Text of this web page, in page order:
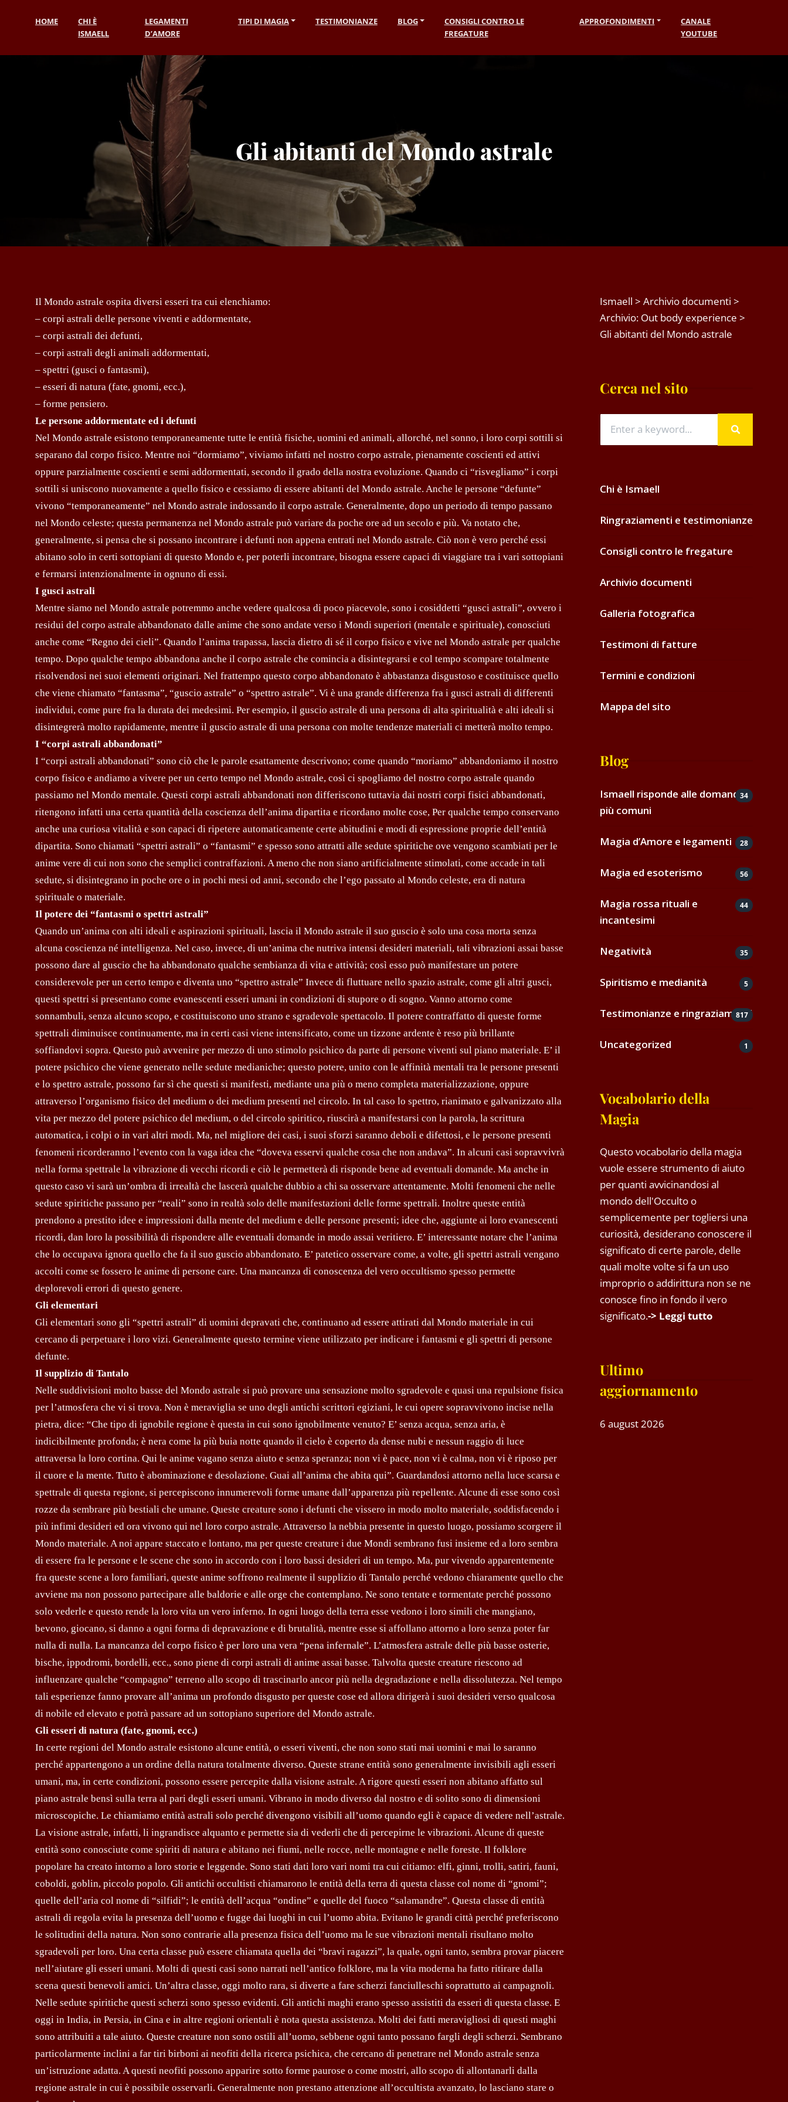
HOME
CHI È
ISMAELL
LEGAMENTI
D’AMORE
TIPI DI MAGIA TESTIMONIANZE BLOG
CONSIGLI CONTRO LE
FREGATURE
APPROFONDIMENTI
CANALE
YOUTUBE
Gli abitanti del Mondo astrale
Il Mondo astrale ospita diversi esseri tra cui elenchiamo:
– corpi astrali delle persone viventi e addormentate,
– corpi astrali dei defunti,
– corpi astrali degli animali addormentati,
– spettri (gusci o fantasmi),
– esseri di natura (fate, gnomi, ecc.),
– forme pensiero.
Le persone addormentate ed i defunti
Nel Mondo astrale esistono temporaneamente tutte le entità fisiche, uomini ed animali, allorché, nel sonno, i loro corpi sottili si
separano dal corpo fisico. Mentre noi “dormiamo”, viviamo infatti nel nostro corpo astrale, pienamente coscienti ed attivi
oppure parzialmente coscienti e semi addormentati, secon­do il grado della nostra evoluzione. Quando ci “ri­svegliamo” i corpi
sottili si uniscono nuovamente a quello fisico e cessiamo di essere abitanti del Mondo astrale. Anche le persone “defunte”
vivono “temporaneamente” nel Mondo astrale indossando il corpo a­strale. Generalmente, dopo un periodo di tempo passano
nel Mondo celeste; questa permanenza nel Mondo astrale può variare da poche ore ad un secolo e più. Va notato che,
generalmente, si pensa che si possano incontrare i defunti non appena entrati nel Mondo astrale. Ciò non è vero perché essi
abitano solo in certi sottopiani di questo Mondo e, per poterli incontrare, bisogna essere capaci di viaggiare tra i vari sottopiani
e fermarsi intenzionalmente in ognuno di essi.
I gusci astrali
Mentre siamo nel Mondo astrale potremmo anche vedere qualcosa di poco piacevole, sono i cosiddetti “gusci astrali”, ovvero i
residui del corpo astrale abbandonato dalle anime che sono andate verso i Mondi superiori (mentale e spirituale), conosciuti
anche come “Regno dei cieli”. Quando l’anima trapassa, lascia dietro di sé il corpo fisico e vive nel Mondo astrale per qualche
tempo. Dopo qualche tempo abbandona anche il corpo astrale che comincia a disintegrarsi e col tempo scompare totalmente
risolvendosi nei suoi elementi originari. Nel frattempo questo corpo abbandonato è abbastanza disgustoso e costituisce quello
che viene chiamato “fantasma”, “guscio astrale” o “spettro astrale”. Vi è una grande differenza fra i gusci astrali di differenti
individui, come pure fra la durata dei medesimi. Per esempio, il guscio astrale di una persona di alta spi­ritualità e alti ideali si
disintegrerà molto rapidamente, mentre il guscio astrale di una persona con molte tendenze materiali ci metterà molto tempo.
I “corpi astrali abbandonati”
I “corpi astrali abbandonati” sono ciò che le parole esattamente descrivono; come quando “moriamo” abbandoniamo il nostro
corpo fisico e andiamo a vivere per un certo tempo nel Mondo astrale, così ci spogliamo del nostro corpo astrale quando
passiamo nel Mondo mentale. Questi corpi astrali abbandonati non differiscono tuttavia dai nostri corpi fisici abbandonati,
ritengono infatti una certa quantità della coscienza dell’anima dipartita e ricordano molte cose, Per qualche tempo conservano
anche una curiosa vitalità e son capaci di ripetere automaticamente certe abitudini e modi di espressione proprie dell’entità
dipartita. Sono chiamati “spettri astrali” o “fantasmi” e spesso sono attratti alle sedute spiritiche ove vengono scambiati per le
anime vere di cui non sono che semplici contraffazioni. A meno che non siano artificialmente stimolati, come accade in tali
sedute, si disintegrano in poche ore o in pochi mesi od anni, secondo che l’ego passato al Mondo celeste, era di natura
spirituale o materiale.
Il potere dei “fantasmi o spettri astrali”
Quando un’anima con alti ideali e aspirazioni spirituali, lascia il Mondo astrale il suo guscio è solo una cosa morta senza
alcuna coscienza né intelligenza. Nel caso, invece, di un’anima che nutriva intensi desideri materiali, tali vibrazioni assai basse
possono dare al guscio che ha abbandonato qualche sembianza di vita e attività; così esso può manifestare un potere
considerevole per un certo tempo e diventa uno “spettro astrale” Invece di fluttuare nello spazio astrale, come gli altri gusci,
questi spettri si presentano come evanescenti esseri umani in condizioni di stupore o di sogno. Vanno attorno come
sonnambuli, senza alcuno scopo, e costituiscono uno strano e sgradevole spettacolo. Il potere contraffatto di queste forme
spettrali diminuisce continuamente, ma in certi casi viene intensificato, come un tizzone ardente è reso più brillante
soffiandovi sopra. Questo può avvenire per mezzo di uno stimolo psichico da parte di persone viventi sul piano materia­le. E’ il
potere psichico che viene generato nelle sedute medianiche; questo potere, unito con le affinità mentali tra le persone presenti
e lo spettro astrale, possono far sì che questi si manifesti, mediante una più o meno completa materializzazione, oppure
attraverso l’organismo fisico del medium o dei medium presenti nel circolo. In tal caso lo spettro, rianimato e galvanizzato alla
vita per mezzo del potere psichico del medium, o del circolo spiritico, riuscirà a manifestarsi con la parola, la scrittura
automatica, i colpi o in vari altri modi. Ma, nel migliore dei casi, i suoi sforzi saranno deboli e difettosi, e le persone presenti
fenomeni ricorderanno l’evento con la vaga idea che “doveva esservi qualche cosa che non andava”. In alcuni casi sopravvivrà
nella forma spettrale la vibrazione di vecchi ricordi e ciò le permetterà di risponde bene ad eventuali domande. Ma anche in
questo caso vi sarà un’ombra di irrealtà che lascerà qualche dubbio a chi sa osservare attentamente. Molti fenomeni che nelle
sedute spiritiche passano per “reali” sono in realtà solo delle manifestazioni delle forme spettrali. Inoltre queste entità
prendono a prestito idee e impressioni dalla mente del medium e delle persone presenti; idee che, aggiunte ai loro evanescenti
ricordi, dan loro la possibilità di rispondere alle eventuali domande in modo assai veritiero. E’ interessante notare che l’anima
che lo occupava ignora quello che fa il suo guscio abbandonato. E’ patetico osservare come, a volte, gli spettri astrali vengano
accolti come se fossero le ani­me di persone care. Una mancanza di conoscenza del vero occultismo spesso permette
deplorevoli errori di questo genere.
Gli elementari
Gli elementari sono gli “spettri astrali” di uomini depravati che, continuano ad essere attirati dal Mondo materiale in cui
cercano di perpetuare i loro vizi. Generalmente questo termine viene utilizzato per indicare i fantasmi e gli spettri di persone
defunte.
Il supplizio di Tantalo
Nelle suddivisioni molto basse del Mondo astrale si può provare una sensazione molto sgradevole e quasi una repulsione fisica
per l’atmosfera che vi si trova. Non è meraviglia se uno degli antichi scrittori egiziani, le cui opere sopravvivono incise nella
pietra, dice: “Che tipo di ignobile regione è questa in cui sono ignobilmente venuto? E’ senza acqua, senza aria, è
indicibilmente profonda; è nera come la più buia notte quando il cielo è coperto da dense nubi e nessun raggio di luce
attraversa la loro cortina. Qui le anime vagano senza aiuto e senza speranza; non vi è pace, non vi è calma, non vi è riposo per
il cuore e la mente. Tutto è abominazione e desolazione. Guai all’anima che abita qui”. Guardandosi attorno nella luce scarsa e
spettrale di questa regione, si percepiscono innumerevoli forme umane dall’apparenza più repellente. Alcune di esse sono così
rozze da sembrare più bestiali che umane. Queste creature sono i defunti che vissero in modo molto materiale, soddisfacendo i
più infimi desideri ed ora vivono qui nel loro corpo astrale. Attraverso la nebbia presente in questo luogo, possiamo scorgere il
Mondo materiale. A noi appare staccato e lontano, ma per queste creature i due Mondi sembrano fusi insieme ed a loro sembra
di essere fra le persone e le scene che sono in accordo con i loro bassi desideri di un tempo. Ma, pur vivendo apparentemente
fra queste scene a loro familiari, queste anime soffrono realmente il supplizio di Tantalo perché vedono chiaramente quello che
avviene ma non possono partecipare alle baldorie e alle orge che contemplano. Ne sono tentate e tormentate perché possono
solo vederle e questo rende la loro vita un vero inferno. In ogni luogo della terra esse vedono i loro simili che mangiano,
bevono, giocano, si danno a ogni forma di depravazione e di brutalità, mentre esse si affollano attorno a loro senza poter far
nulla di nulla. La mancanza del corpo fisico è per loro una vera “pena infernale”. L’atmosfera astrale delle più basse osterie,
bische, ippodromi, bordelli, ecc., sono piene di corpi astrali di anime assai basse. Talvolta queste creature riescono ad
influenzare qualche “compagno” terreno allo scopo di trascinarlo ancor più nella degradazione e nella dissolutezza. Nel tempo
tali esperienze fanno provare all’anima un profondo disgusto per queste cose ed allora dirigerà i suoi desideri verso qualcosa
di nobile ed elevato e potrà passare ad un sottopiano superiore del Mondo astrale.
Gli esseri di natura (fate, gnomi, ecc.)
In certe regioni del Mondo astrale esistono alcune entità, o esseri viventi, che non sono stati mai uomini e mai lo saranno
perché appartengono a un ordine della natura totalmente diverso. Queste strane entità sono generalmente invisibili agli esseri
umani, ma, in certe condizioni, possono essere percepite dalla visione astrale. A rigore questi esseri non abitano affatto sul
piano astrale bensì sulla terra al pari degli esseri umani. Vibrano in modo diverso dal nostro e di solito sono di dimensioni
microscopiche. Le chiamiamo entità astrali solo perché divengono visibili all’uomo quando egli è capace di vedere nell’astrale.
La visione astrale, infatti, li ingrandisce alquanto e permette sia di vederli che di percepirne le vibrazioni. Alcune di queste
entità sono conosciute come spiriti di natura e abitano nei fiumi, nelle rocce, nelle montagne e nelle foreste. Il folklore
popolare ha creato intorno a loro storie e leggende. Sono stati dati loro vari nomi tra cui citiamo: elfi, ginni, trolli, satiri, fauni,
coboldi, goblin, piccolo popolo. Gli antichi occultisti chiamarono le entità della terra di questa classe col nome di “gnomi”;
quelle dell’aria col nome di “silfidi”; le entità dell’acqua “ondine” e quelle del fuoco “salamandre”. Questa classe di entità
astrali di regola evita la presenza dell’uomo e fugge dai luoghi in cui l’uomo abita. Evitano le grandi città perché preferiscono
le solitudini della natura. Non sono contrarie alla presenza fisica dell’uomo ma le sue vibra­zioni mentali risultano molto
sgradevoli per loro. Una certa classe può essere chiamata quella dei “bravi ragazzi”, la quale, ogni tanto, sembra provar piacere
nell’aiutare gli esseri umani. Molti di questi casi sono narrati nell’antico folklore, ma la vita moderna ha fatto ritirare dalla
scena questi benevoli amici. Un’altra classe, oggi molto rara, si diverte a fare scherzi fanciulleschi soprattutto ai campagnoli.
Nelle sedute spiritiche questi scherzi sono spesso evidenti. Gli antichi maghi erano spesso assistiti da esseri di questa classe. E
oggi in India, in Persia, in Cina e in altre regioni orientali è nota questa assistenza. Molti dei fatti meravigliosi di questi maghi
sono attribuiti a tale aiuto. Queste creature non sono ostili all’uomo, sebbene ogni tanto possano fargli degli scherzi. Sembrano
particolarmente inclini a far tiri birboni ai neofiti della ricerca psichica, che cercano di penetrare nel Mondo astrale senza
un’istruzione adatta. A questi neofiti possono apparire sotto forme paurose o come mostri, allo scopo di allontanarli dalla
regione astrale in cui è possibile osservarli. Generalmente non prestano attenzione all’occultista avanzato, lo lasciano stare o
Ismaell > Archivio documenti >
Archivio: Out body experience >
Gli abitanti del Mondo astrale
Cerca nel sito
Chi è Ismaell
Ringraziamenti e testimonianze
Consigli contro le fregature
Archivio documenti
Galleria fotografica
Testimoni di fatture
Termini e condizioni
Mappa del sito
Blog
Ismaell risponde alle domande
più comuni
34
Magia d’Amore e legamenti 28
Magia ed esoterismo 56
Magia rossa rituali e
incantesimi
44
Negatività 35
Spiritismo e medianità 5
Testimonianze e ringraziamenti
817
Uncategorized 1
Vocabolario della
Magia
Questo vocabolario della magia
vuole essere strumento di aiuto
per quanti avvicinandosi al
mondo dell'Occulto o
semplicemente per togliersi una
curiosità, desiderano conoscere il
significato di certe parole, delle
quali molte volte si fa un uso
improprio o addirittura non se ne
conosce fino in fondo il vero
significato.-> Leggi tutto
Ultimo
aggiornamento
6 august 2026